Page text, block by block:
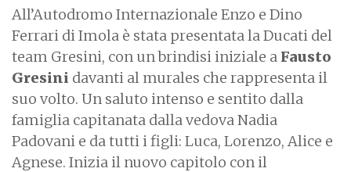
All’Autodromo Internazionale Enzo e Dino
Ferrari di Imola è stata presentata la Ducati del
team Gresini, con un brindisi iniziale a Fausto
Gresini davanti al murales che rappresenta il
suo volto. Un saluto intenso e sentito dalla
famiglia capitanata dalla vedova Nadia
Padovani e da tutti i figli: Luca, Lorenzo, Alice e
Agnese. Inizia il nuovo capitolo con il